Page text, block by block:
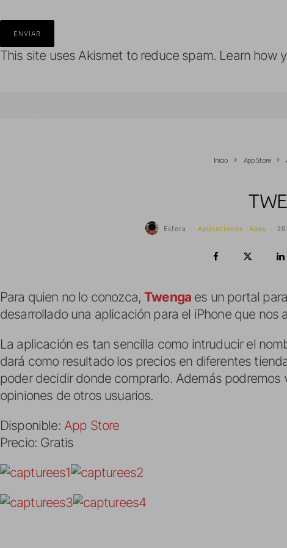
This site uses Akismet to reduce spam. Learn how
Inicio App Store
Esfera · Aplicaciones Apps ·
Para quien no lo conozca,Twenga es un portal para
desarrollado una aplicación para el iPhone que
La aplicación es tan sencilla como intruducir el
dará como resultado los precios en diferentes
poder decidir donde comprarlo. Además
opiniones de otros usuarios.
Disponible: App Store
Precio: Gratis